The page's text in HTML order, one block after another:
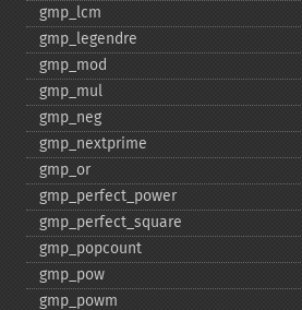
gmp_​lcm
gmp_​legendre
gmp_​mod
gmp_​mul
gmp_​neg
gmp_​nextprime
gmp_​or
gmp_​perfect_​power
gmp_​perfect_​square
gmp_​popcount
gmp_​pow
gmp_​powm